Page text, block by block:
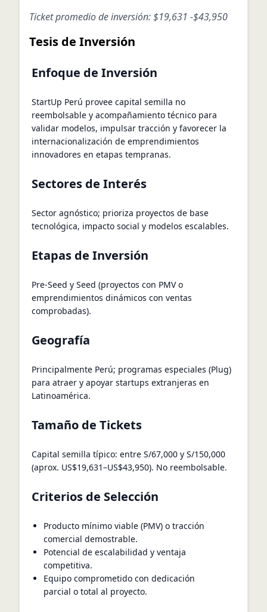
Ticket promedio de inversión:$19,631 -$43,950
Tesis de Inversión
Enfoque de Inversión
StartUp Perú provee capital semilla no
reembolsable y acompañamiento técnico para
validar modelos, impulsar tracción y favorecer la
internacionalización de emprendimientos
innovadores en etapas tempranas.
Sectores de Interés
Sector agnóstico; prioriza proyectos de base
tecnológica, impacto social y modelos escalables.
Etapas de Inversión
Pre-Seed y Seed (proyectos con PMV o
emprendimientos dinámicos con ventas
comprobadas).
Geografía
Principalmente Perú; programas especiales (Plug)
para atraer y apoyar startups extranjeras en
Latinoamérica.
Tamaño de Tickets
Capital semilla típico: entre S/67,000 y S/150,000
(aprox. US$19,631–US$43,950). No reembolsable.
Criterios de Selección
Producto mínimo viable (PMV) o tracción
comercial demostrable.
Potencial de escalabilidad y ventaja
competitiva.
Equipo comprometido con dedicación
parcial o total al proyecto.